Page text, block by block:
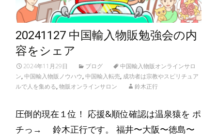
20241127 中国輸入物販勉強会の内
容をシェア
2024年11月29日 ブログ
中国輸入物販オンラインサロ
ン,中国輸入物販ノウハウ,中国輸入転売, 成功者は宗教やスピリチュア
ルで人を集める,物販オンラインサロン 鈴木正行
圧倒的現在１位！ 応援&順位確認は温泉猿を ポ
チっ→ 鈴木正行です。 福井〜大阪〜徳島〜